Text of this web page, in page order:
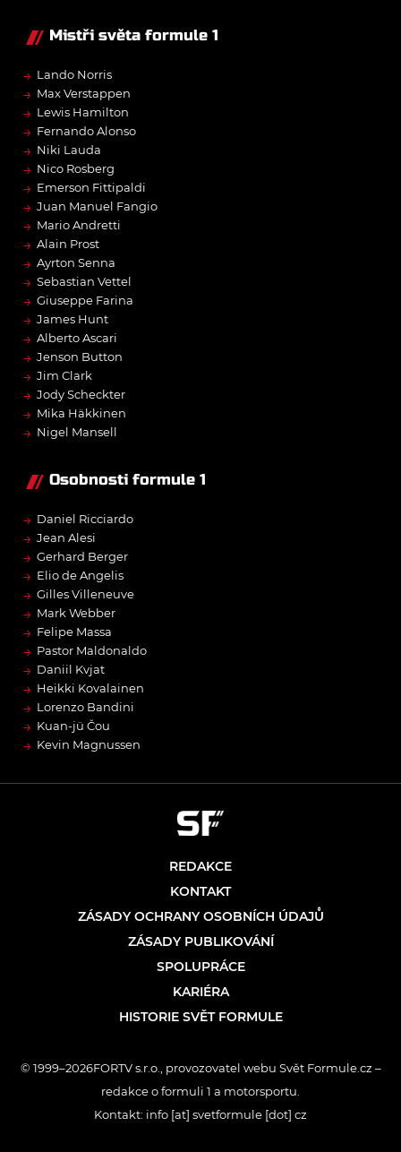
Mistři světa formule 1
→ Lando Norris
→ Max Verstappen
→ Lewis Hamilton
→ Fernando Alonso
→ Niki Lauda
→ Nico Rosberg
→ Emerson Fittipaldi
→ Juan Manuel Fangio
→ Mario Andretti
→ Alain Prost
→ Ayrton Senna
→ Sebastian Vettel
→ Giuseppe Farina
→ James Hunt
→ Alberto Ascari
→ Jenson Button
→ Jim Clark
→ Jody Scheckter
→ Mika Häkkinen
→ Nigel Mansell
Osobnosti formule 1
→ Daniel Ricciardo
→ Jean Alesi
→ Gerhard Berger
→ Elio de Angelis
→ Gilles Villeneuve
→ Mark Webber
→ Felipe Massa
→ Pastor Maldonaldo
→ Daniil Kvjat
→ Heikki Kovalainen
→ Lorenzo Bandini
→ Kuan-jü Čou
→ Kevin Magnussen
REDAKCE
KONTAKT
ZÁSADY OCHRANY OSOBNÍCH ÚDAJŮ
ZÁSADY PUBLIKOVÁNÍ
SPOLUPRÁCE
KARIÉRA
HISTORIE SVĚT FORMULE
© 1999–2026FORTV s.r.o., provozovatel webu Svět Formule.cz –
redakce o formuli 1 a motorsportu.
Kontakt: info [at] svetformule [dot] cz